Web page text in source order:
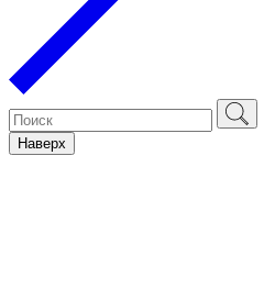
Наверх